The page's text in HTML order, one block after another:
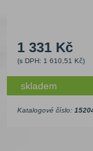
1 331 Kč
(s DPH: 1 610,51 Kč)
skladem
Katalogové číslo: